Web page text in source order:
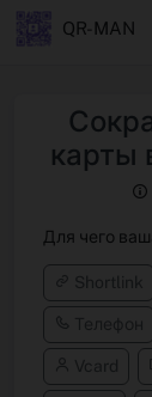
QR-MAN
карты
Для чего
Shortlink
Телефон
Vcard